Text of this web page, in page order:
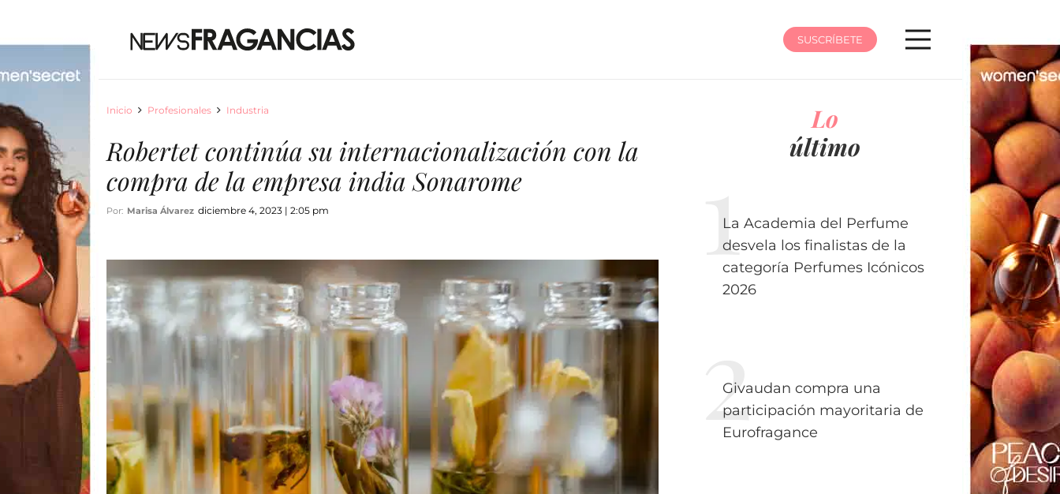
SUSCRÍBETE
Inicio Profesionales Industria
Robertet continúa su internacionalización con la
compra de la empresa india Sonarome
Por: Marisa Álvarez diciembre 4, 2023 | 2:05 pm
Lo
último
La Academia del Perfume
desvela los finalistas de la
categoría Perfumes Icónicos
2026
Givaudan compra una
participación mayoritaria de
Eurofragance